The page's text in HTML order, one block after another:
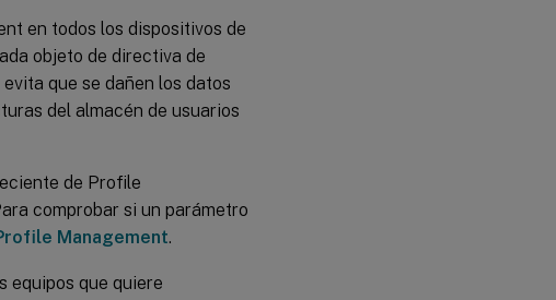
en todos los dispositivos de
objeto de directiva de
que se dañen los datos
del almacén de usuarios
de Profile
comprobar si un parámetro
Management.
equipos que quiere